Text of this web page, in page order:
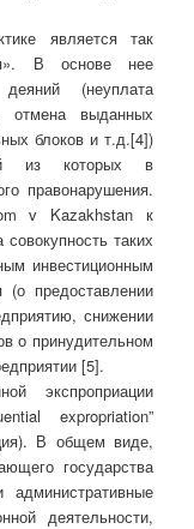
является так
В основе нее
(неуплата
отмена выданных
блоков и т.д.[4])
из которых в
правонарушения.
v Kazakhstan к
таких
инвестиционным
(о предоставлении
снижении
о принудительном
[5].
экспроприации
expropriation”
В общем виде,
государства
деятельности,